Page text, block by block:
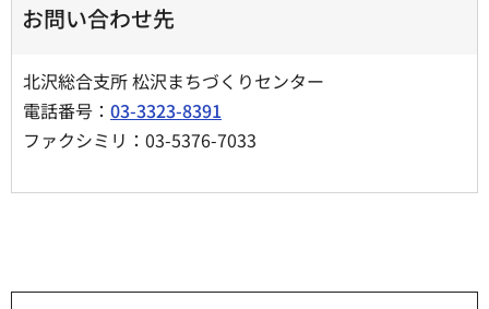
お問い合わせ先
北沢総合支所 松沢まちづくりセンター
電話番号： 03-3323-8391
ファクシミリ：03-5376-7033